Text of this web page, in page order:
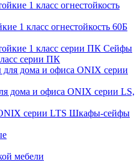
1 класс огнестойкость 60Б
Сейфы
серии ПК
дома и офиса ONIX серии LS,
Шкафы-сейфы
мебели